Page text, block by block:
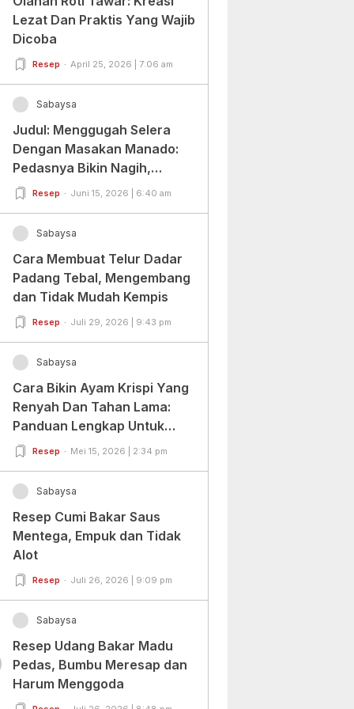
Lezat Dan Praktis Yang Wajib
Dicoba
Resep April 25, 2026 | 7:06 am
Sabaysa
Judul: Menggugah Selera
Dengan Masakan Manado:
Pedasnya Bikin Nagih,
Ragamnya Bikin Ketagihan!
Resep Juni 15, 2026 | 6:40 am
Sabaysa
Cara Membuat Telur Dadar
Padang Tebal, Mengembang
dan Tidak Mudah Kempis
Resep Juli 29, 2026 | 9:43 pm
Sabaysa
Cara Bikin Ayam Krispi Yang
Renyah Dan Tahan Lama:
Panduan Lengkap Untuk
Pemula Dan Profesional
Resep Mei 15, 2026 | 2:34 pm
Sabaysa
Resep Cumi Bakar Saus
Mentega, Empuk dan Tidak
Alot
Resep Juli 26, 2026 | 9:09 pm
Sabaysa
Resep Udang Bakar Madu
Pedas, Bumbu Meresap dan
Harum Menggoda